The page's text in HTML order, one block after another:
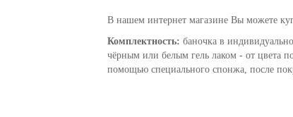
В нашем интернет магазине Вы можете
Комплектность: баночка в
чёрным или белым гель лаком - от цвета
помощью специального спонжа, после